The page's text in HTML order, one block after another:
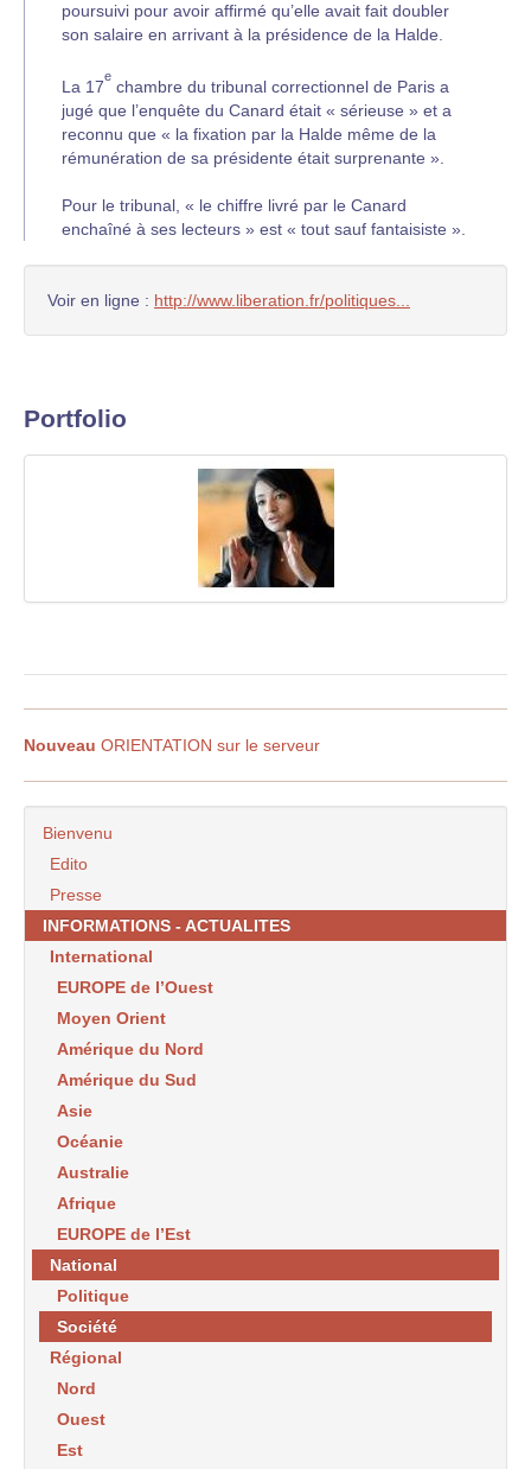
poursuivi pour avoir affirmé qu’elle avait fait doubler
son salaire en arrivant à la présidence de la Halde.
La 17
e
chambre du tribunal correctionnel de Paris a
jugé que l’enquête du Canard était « sérieuse » et a
reconnu que « la fixation par la Halde même de la
rémunération de sa présidente était surprenante ».
Pour le tribunal, « le chiffre livré par le Canard
enchaîné à ses lecteurs » est « tout sauf fantaisiste ».
Voir en ligne : http://www.liberation.fr/politiques...
Portfolio
Nouveau ORIENTATION sur le serveur
Bienvenu
Edito
Presse
INFORMATIONS - ACTUALITES
International
EUROPE de l’Ouest
Moyen Orient
Amérique du Nord
Amérique du Sud
Asie
Océanie
Australie
Afrique
EUROPE de l’Est
National
Politique
Société
Régional
Nord
Ouest
Est